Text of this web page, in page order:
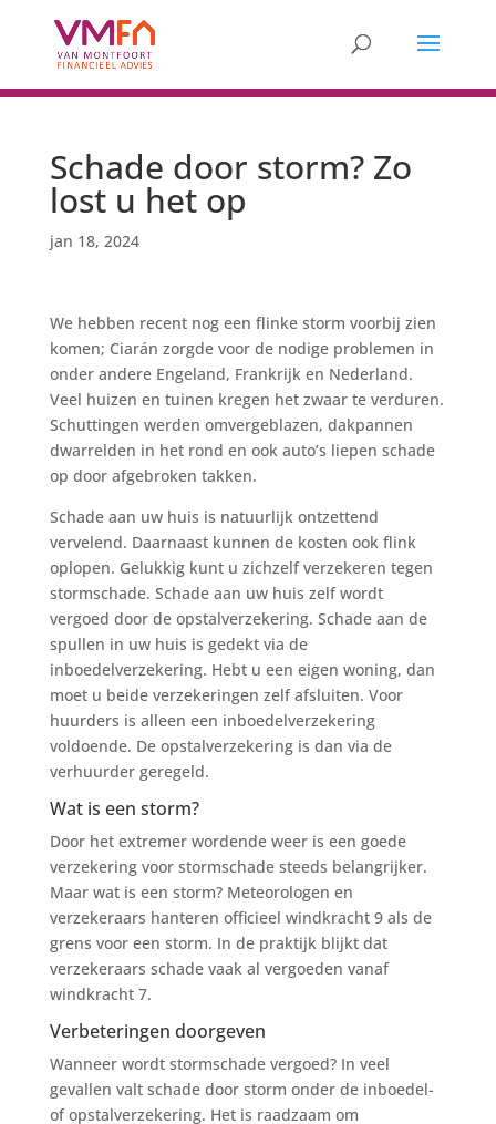
Schade door storm? Zo
lost u het op
jan 18, 2024
We hebben recent nog een flinke storm voorbij zien
komen; Ciarán zorgde voor de nodige problemen in
onder andere Engeland, Frankrijk en Nederland.
Veel huizen en tuinen kregen het zwaar te verduren.
Schuttingen werden omvergeblazen, dakpannen
dwarrelden in het rond en ook auto’s liepen schade
op door afgebroken takken.
Schade aan uw huis is natuurlijk ontzettend
vervelend. Daarnaast kunnen de kosten ook flink
oplopen. Gelukkig kunt u zichzelf verzekeren tegen
stormschade. Schade aan uw huis zelf wordt
vergoed door de opstalverzekering. Schade aan de
spullen in uw huis is gedekt via de
inboedelverzekering. Hebt u een eigen woning, dan
moet u beide verzekeringen zelf afsluiten. Voor
huurders is alleen een inboedelverzekering
voldoende. De opstalverzekering is dan via de
verhuurder geregeld.
Wat is een storm?
Door het extremer wordende weer is een goede
verzekering voor stormschade steeds belangrijker.
Maar wat is een storm? Meteorologen en
verzekeraars hanteren officieel windkracht 9 als de
grens voor een storm. In de praktijk blijkt dat
verzekeraars schade vaak al vergoeden vanaf
windkracht 7.
Verbeteringen doorgeven
Wanneer wordt stormschade vergoed? In veel
gevallen valt schade door storm onder de inboedel-
of opstalverzekering. Het is raadzaam om